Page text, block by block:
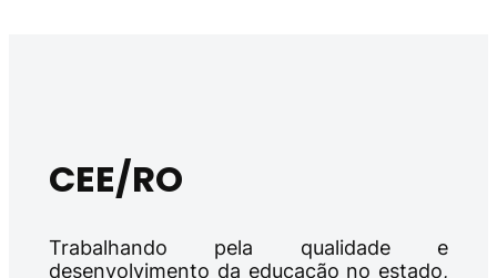
CEE/RO
Trabalhando pela qualidade e
desenvolvimento da educação no estado,